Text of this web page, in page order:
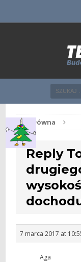
Str. główna
Reply
7 marca 2017 at
Aga